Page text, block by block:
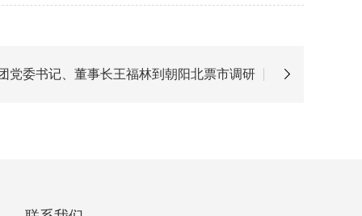
党委书记、董事长王福林到朝阳北票市调研